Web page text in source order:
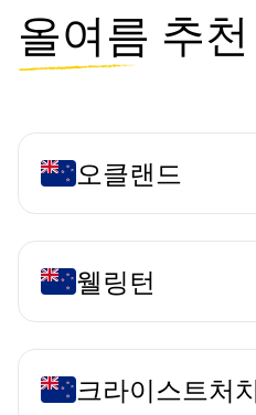
올여름 추
오클랜드
웰링턴
크라이스트처